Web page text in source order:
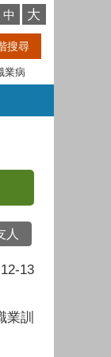
中 大
業病
人
13
業訓